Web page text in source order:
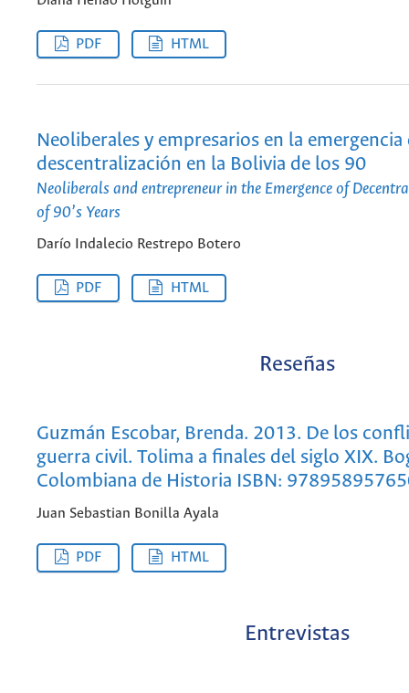
PDF HTML
Neoliberales y empresarios en la emergencia
descentralización en la Bolivia de los 90
Neoliberals and entrepreneur in the Emergence of
of 90’s Years
Darío Indalecio Restrepo Botero
PDF HTML
Reseñas
Guzmán Escobar, Brenda. 2013. De los
guerra civil. Tolima a finales del siglo XIX.
Colombiana de Historia ISBN:
Juan Sebastian Bonilla Ayala
PDF HTML
Entrevistas